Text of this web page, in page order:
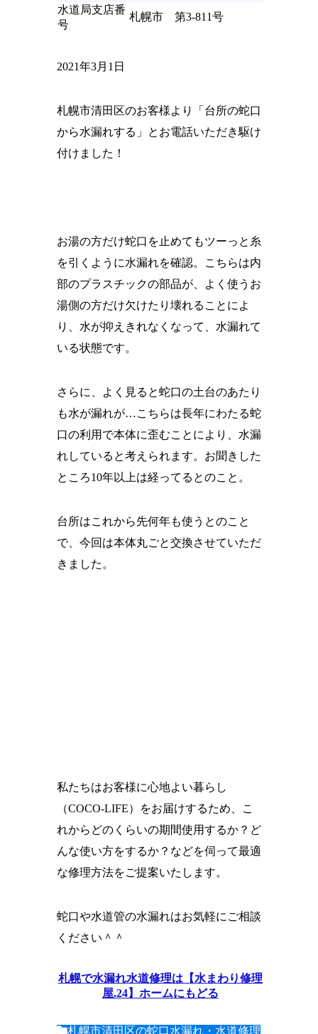
水道局支店番
号
札幌市 第3-811号
2021年3月1日
札幌市清田区のお客様より「台所の蛇口
から水漏れする」とお電話いただき駆け
付けました！
お湯の方だけ蛇口を止めてもツーっと糸
を引くように水漏れを確認。こちらは内
部のプラスチックの部品が、よく使うお
湯側の方だけ欠けたり壊れることによ
り、水が抑えきれなくなって、水漏れて
いる状態です。
さらに、よく見ると蛇口の土台のあたり
も水が漏れが…こちらは長年にわたる蛇
口の利用で本体に歪むことにより、水漏
れしていると考えられます。お聞きした
ところ10年以上は経ってるとのこと。
台所はこれから先何年も使うとのこと
で、今回は本体丸ごと交換させていただ
きました。
私たちはお客様に心地よい暮らし
（COCO‐LIFE）をお届けするため、こ
れからどのくらいの期間使用するか？ど
んな使い方をするか？などを伺って最適
な修理方法をご提案いたします。
蛇口や水道管の水漏れはお気軽にご相談
ください＾＾
札幌で水漏れ水道修理は【水まわり修理
屋.24】ホームにもどる
札幌市清田区の蛇口水漏れ・水道修理